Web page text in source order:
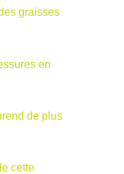
graisses
en
de plus
cette